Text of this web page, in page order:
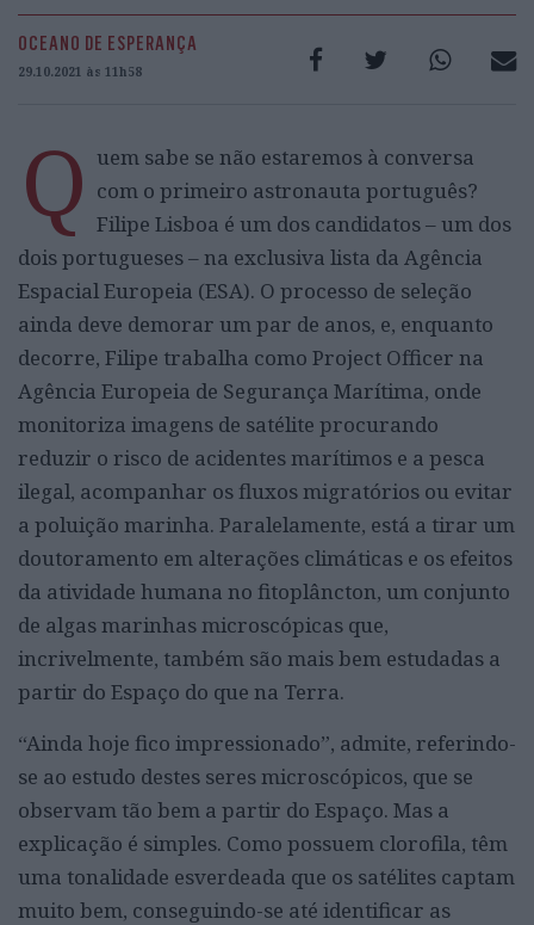
OCEANO DE ESPERANÇA
29.10.2021 às 11h58
Q uem sabe se não estaremos à conversa
com o primeiro astronauta português?
Filipe Lisboa é um dos candidatos – um dos
dois portugueses – na exclusiva lista da Agência
Espacial Europeia (ESA). O processo de seleção
ainda deve demorar um par de anos, e, enquanto
decorre, Filipe trabalha como Project Officer na
Agência Europeia de Segurança Marítima, onde
monitoriza imagens de satélite procurando
reduzir o risco de acidentes marítimos e a pesca
ilegal, acompanhar os fluxos migratórios ou evitar
a poluição marinha. Paralelamente, está a tirar um
doutoramento em alterações climáticas e os efeitos
da atividade humana no fitoplâncton, um conjunto
de algas marinhas microscópicas que,
incrivelmente, também são mais bem estudadas a
partir do Espaço do que na Terra.
“Ainda hoje fico impressionado”, admite, referindo-
se ao estudo destes seres microscópicos, que se
observam tão bem a partir do Espaço. Mas a
explicação é simples. Como possuem clorofila, têm
uma tonalidade esverdeada que os satélites captam
muito bem, conseguindo-se até identificar as